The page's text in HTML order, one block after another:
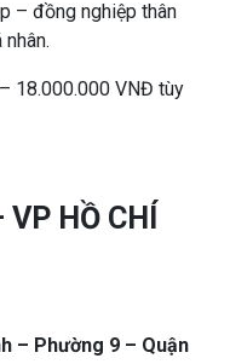
– đồng nghiệp thân
18.000.000 VNĐ tùy
HỒ CHÍ
– Phường 9 – Quận